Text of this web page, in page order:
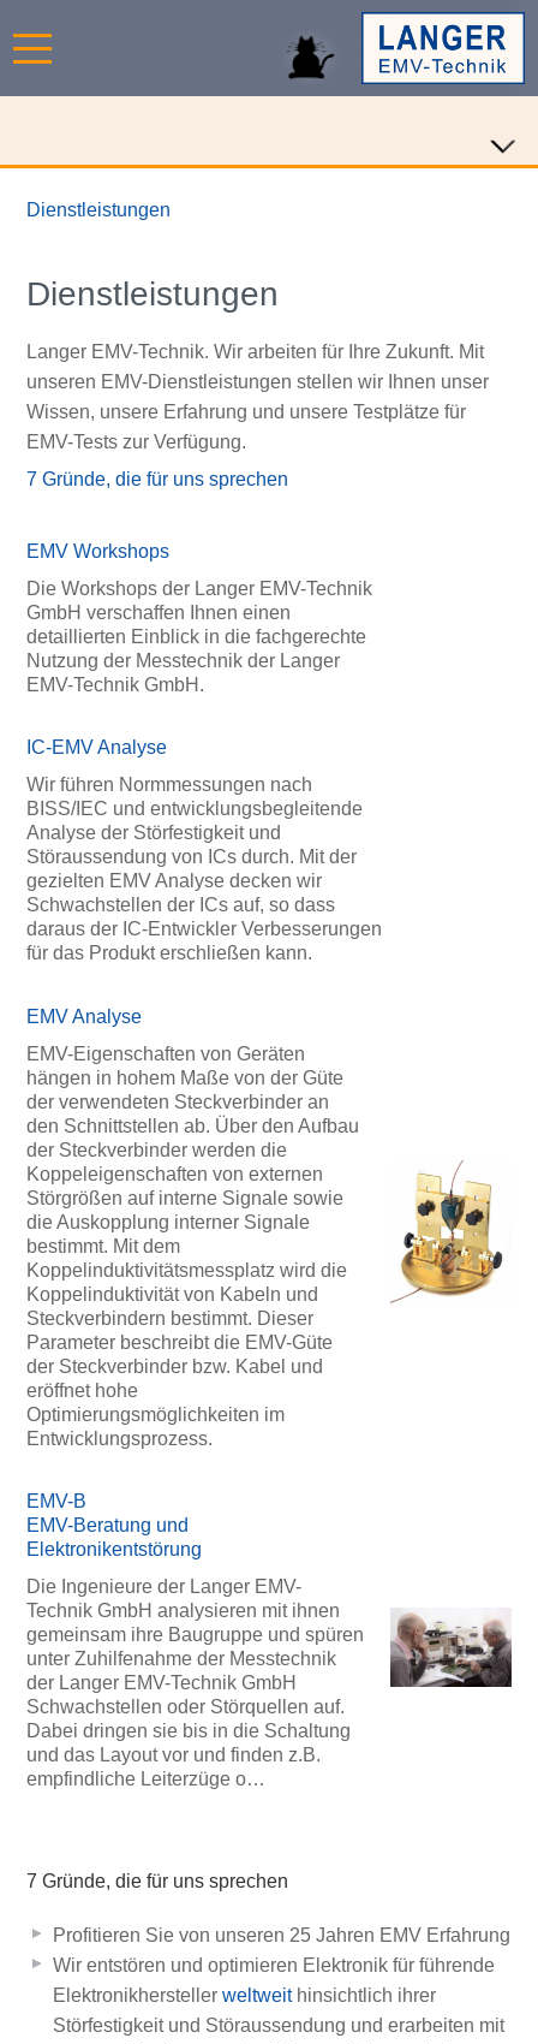
Dienstleistungen
Dienstleistungen
Langer EMV-Technik. Wir arbeiten für Ihre Zukunft. Mit
unseren EMV-Dienstleistungen stellen wir Ihnen unser
Wissen, unsere Erfahrung und unsere Testplätze für
EMV-Tests zur Verfügung.
7 Gründe, die für uns sprechen
EMV Workshops
Die Workshops der Langer EMV-Technik
GmbH verschaffen Ihnen einen
detaillierten Einblick in die fachgerechte
Nutzung der Messtechnik der Langer
EMV-Technik GmbH.
IC-EMV Analyse
Wir führen Normmessungen nach
BISS/IEC und entwicklungsbegleitende
Analyse der Störfestigkeit und
Störaussendung von ICs durch. Mit der
gezielten EMV Analyse decken wir
Schwachstellen der ICs auf, so dass
daraus der IC-Entwickler Verbesserungen
für das Produkt erschließen kann.
EMV Analyse
EMV-Eigenschaften von Geräten
hängen in hohem Maße von der Güte
der verwendeten Steckverbinder an
den Schnittstellen ab. Über den Aufbau
der Steckverbinder werden die
Koppeleigenschaften von externen
Störgrößen auf interne Signale sowie
die Auskopplung interner Signale
bestimmt. Mit dem
Koppelinduktivitätsmessplatz wird die
Koppelinduktivität von Kabeln und
Steckverbindern bestimmt. Dieser
Parameter beschreibt die EMV-Güte
der Steckverbinder bzw. Kabel und
eröffnet hohe
Optimierungsmöglichkeiten im
Entwicklungsprozess.
EMV-B
EMV-Beratung und
Elektronikentstörung
Die Ingenieure der Langer EMV-
Technik GmbH analysieren mit ihnen
gemeinsam ihre Baugruppe und spüren
unter Zuhilfenahme der Messtechnik
der Langer EMV-Technik GmbH
Schwachstellen oder Störquellen auf.
Dabei dringen sie bis in die Schaltung
und das Layout vor und finden z.B.
empfindliche Leiterzüge o…
7 Gründe, die für uns sprechen
Profitieren Sie von unseren 25 Jahren EMV Erfahrung
Wir entstören und optimieren Elektronik für führende
Elektronikhersteller weltweithinsichtlich ihrer
Störfestigkeit und Störaussendung und erarbeiten mit